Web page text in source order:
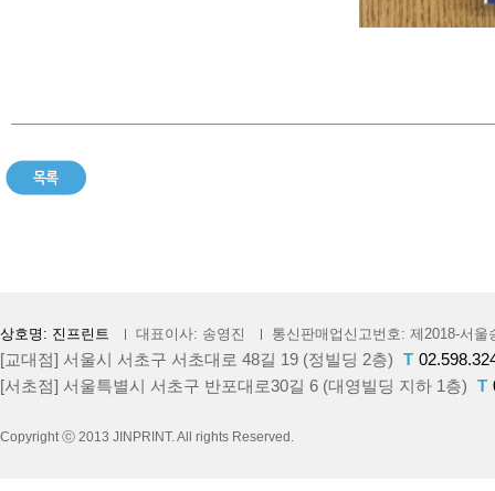
상호명: 진프린트 대표이사: 송영진 통신판매업신고번호: 제2018-서울
[교대점] 서울시 서초구 서초대로 48길 19 (정빌딩 2층) T
[서초점] 서울특별시 서초구 반포대로30길 6 (대영빌딩 지하 1층) T
Copyright ⓒ 2013 JINPRINT. All rights Reserved.